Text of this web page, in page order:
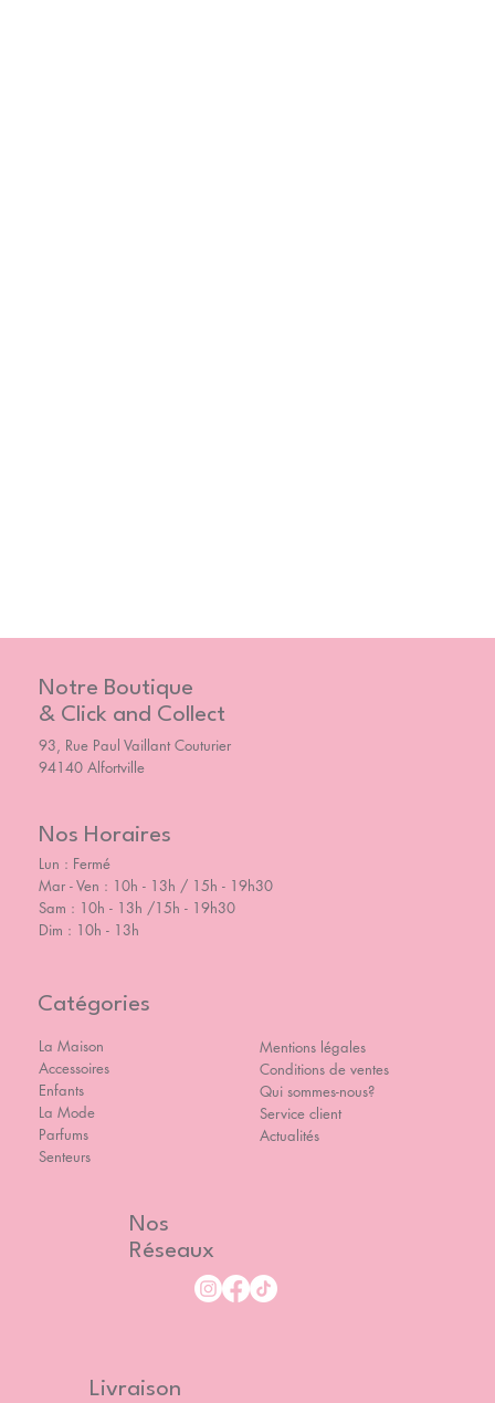
Notre Boutique
& Click and Collect
93, Rue Paul Vaillant Couturier
94140 Alfortville
Nos Horaires
Lun : Fermé
Mar - Ven : 10h - 13h / 15h - 19h30
Sam : 10h - 13h /15h - 19h30
Dim : 10h - 13h
Catégories
La Maison
Accessoires
Enfants
La Mode
Parfums
Senteurs
Mentions légales
Conditions de ventes
Qui sommes-nous?
Service client
Actualités
Nos
Réseaux
Livraison